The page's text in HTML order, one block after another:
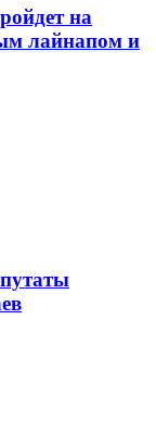
на
лайнапом и